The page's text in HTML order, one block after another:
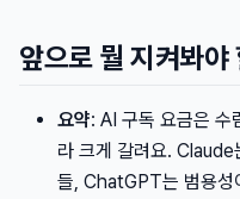
앞으로 뭘 지켜봐야
요약: AI 구독 요금은 수
라 크게 갈려요. Claude
들, ChatGPT는 범용성